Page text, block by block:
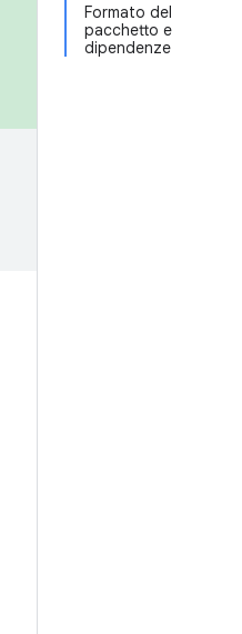
Formato del
pacchetto e
dipendenze